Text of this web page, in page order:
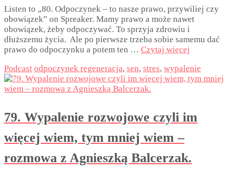
Listen to „80. Odpoczynek – to nasze prawo, przywiliej czy
obowiązek” on Spreaker. Mamy prawo a może nawet
obowiązek, żeby odpoczywać. To sprzyja zdrowiu i
dłuższemu życia. Ale po pierwsze trzeba sobie samemu dać
prawo do odpoczynku a potem ten … Czytaj więcej
Podcast odpoczynek regeneracja, sen, stres, wypalenie
79. Wypalenie rozwojowe czyli im
więcej wiem, tym mniej wiem –
rozmowa z Agnieszką Balcerzak.